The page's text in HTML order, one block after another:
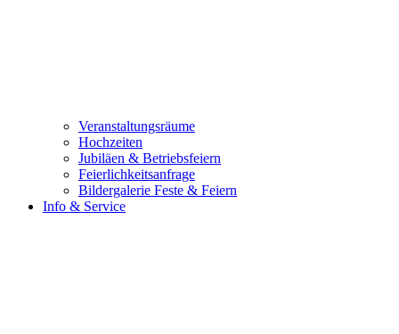
Veranstaltungsräume
Hochzeiten
Jubiläen & Betriebsfeiern
Feierlichkeitsanfrage
Bildergalerie Feste & Feiern
Info & Service